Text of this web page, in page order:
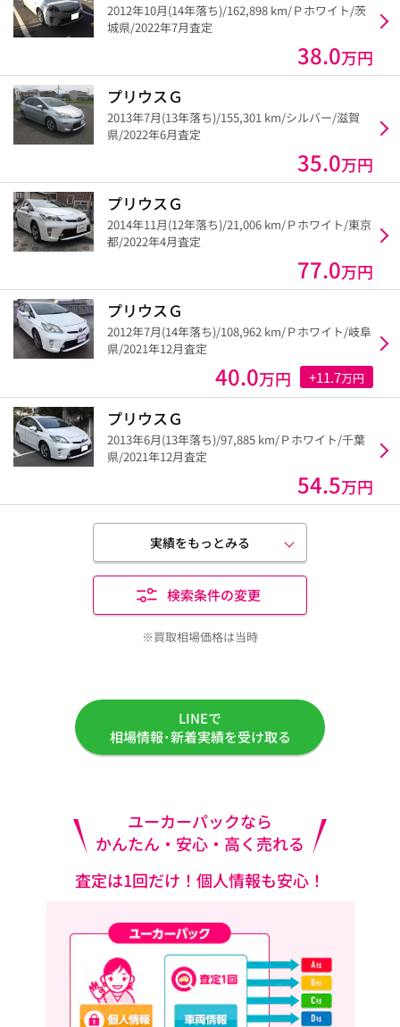
2012年10月(14年落ち)/162,898 km/Ｐホワイト/茨
城県/2022年7月査定
38.0万円
プリウスＧ
2013年7月(13年落ち)/155,301 km/シルバー/滋賀
県/2022年6月査定
35.0万円
プリウスＧ
2014年11月(12年落ち)/21,006 km/Ｐホワイト/東京
都/2022年4月査定
77.0万円
プリウスＧ
2012年7月(14年落ち)/108,962 km/Ｐホワイト/岐阜
県/2021年12月査定
40.0万円 +11.7万円
プリウスＧ
2013年6月(13年落ち)/97,885 km/Ｐホワイト/千葉
県/2021年12月査定
54.5万円
実績をもっとみる
検索条件の変更
※買取相場価格は当時
LINEで
相場情報･新着実績を受け取る
ユーカーパックなら
かんたん・安心・高く売れる
査定は1回だけ！個人情報も安心！